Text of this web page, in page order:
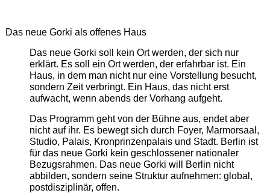
Das neue Gorki als offenes Haus
Das neue Gorki soll kein Ort werden, der sich nur
erklärt. Es soll ein Ort werden, der erfahrbar ist. Ein
Haus, in dem man nicht nur eine Vorstellung besucht,
sondern Zeit verbringt. Ein Haus, das nicht erst
aufwacht, wenn abends der Vorhang aufgeht.
Das Programm geht von der Bühne aus, endet aber
nicht auf ihr. Es bewegt sich durch Foyer, Marmorsaal,
Studio, Palais, Kronprinzenpalais und Stadt. Berlin ist
für das neue Gorki kein geschlossener nationaler
Bezugsrahmen. Das neue Gorki will Berlin nicht
abbilden, sondern seine Struktur aufnehmen: global,
postdisziplinär, offen.